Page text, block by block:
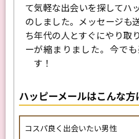
気軽な出会いを探してハッ
しました。メッセージも送
年代の人とすぐにやり取り
が縮まりました。今でも
す！
ハッピーメールはこんな方
コスパ良く出会いたい男性